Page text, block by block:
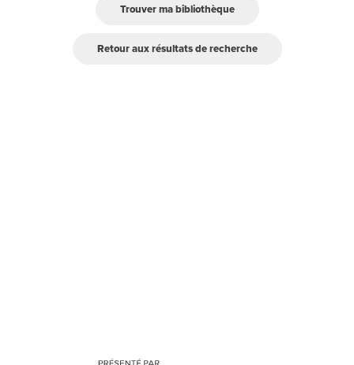
Trouver ma bibliothèque
Retour aux résultats de recherche